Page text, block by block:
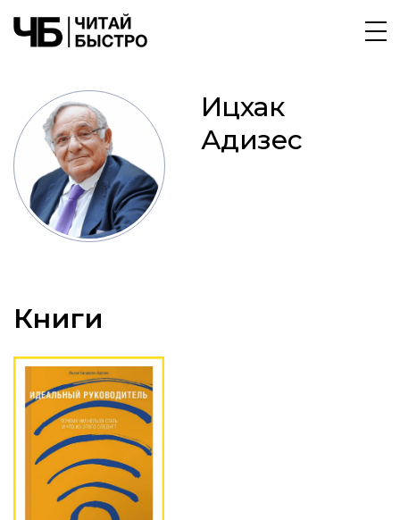
Ицхак
Адизес
Книги